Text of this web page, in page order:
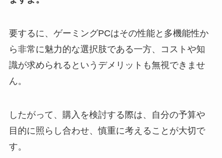
要するに、ゲーミングPCはその性能と多機能性か
ら非常に魅力的な選択肢である一方、コストや知
識が求められるというデメリットも無視できませ
ん。
したがって、購入を検討する際は、自分の予算や
目的に照らし合わせ、慎重に考えることが大切で
す。